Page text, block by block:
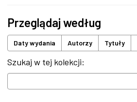
Przeglądaj według
Daty wydania Autorzy Tytuły
Szukaj w tej kolekcji: